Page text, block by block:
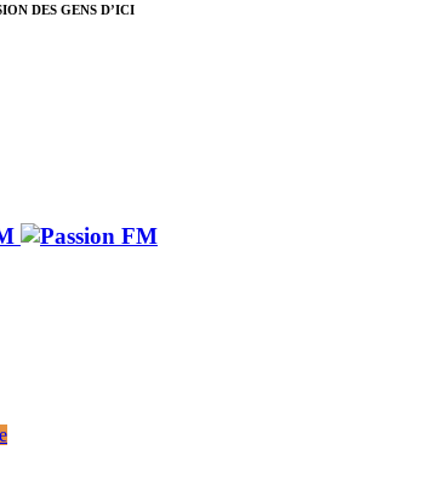
DES GENS D’ICI